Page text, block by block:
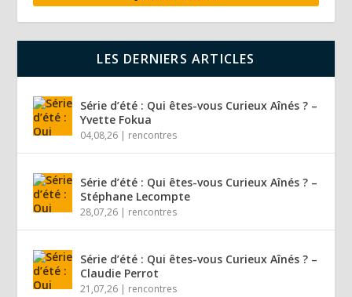
LES DERNIERS ARTICLES
Série d’été : Qui êtes-vous Curieux Aînés ? –
Yvette Fokua
04,08,26 | rencontres
Série d’été : Qui êtes-vous Curieux Aînés ? –
Stéphane Lecompte
28,07,26 | rencontres
Série d’été : Qui êtes-vous Curieux Aînés ? –
Claudie Perrot
21,07,26 | rencontres